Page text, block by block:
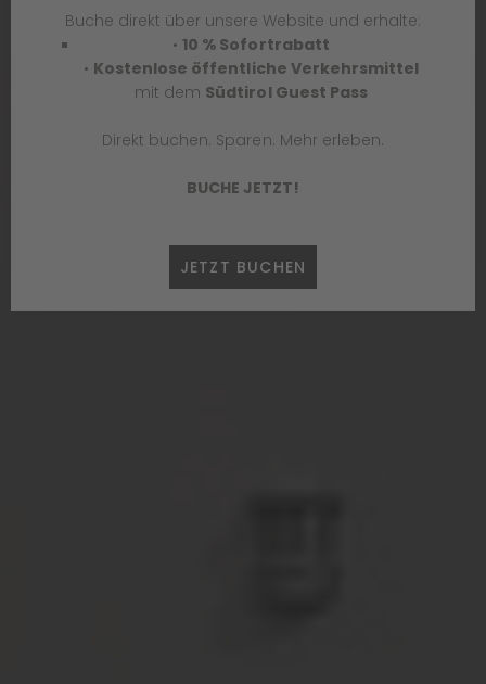
Buche direkt über unsere Website und erhalte:
• 10 % Sofortrabatt
• Kostenlose öffentliche Verkehrsmittel
mit dem Südtirol Guest Pass
Direkt buchen. Sparen. Mehr erleben.
BUCHE JETZT!
JETZT BUCHEN